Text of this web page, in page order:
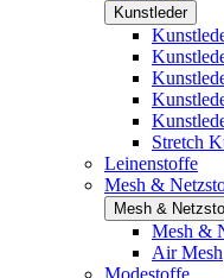
Kunstleder
Stretch
Leinenstoffe
Mesh &
Mesh &
Mesh &
Air Mesh
Modestoffe